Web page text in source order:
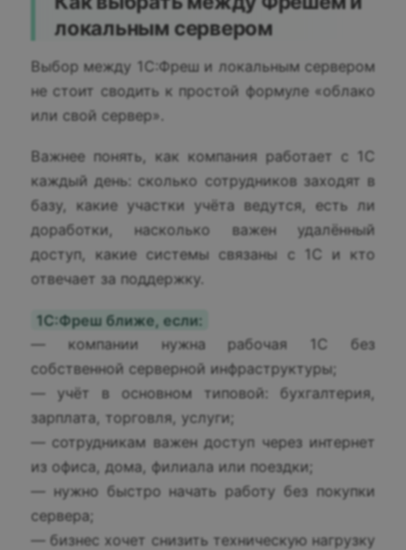
локальным сервером
Выбор между 1С:Фреш и локальным сервером
не стоит сводить к простой формуле «облако
или свой сервер».
Важнее понять, как компания работает с 1С
каждый день: сколько сотрудников заходят в
базу, какие участки учёта ведутся, есть ли
доработки, насколько важен удалённый
доступ, какие системы связаны с 1С и кто
отвечает за поддержку.
1С:Фреш ближе, если:
— компании нужна рабочая 1С без
собственной серверной инфраструктуры;
— учёт в основном типовой: бухгалтерия,
зарплата, торговля, услуги;
— сотрудникам важен доступ через интернет
из офиса, дома, филиала или поездки;
— нужно быстро начать работу без покупки
сервера;
— бизнес хочет снизить техническую нагрузку